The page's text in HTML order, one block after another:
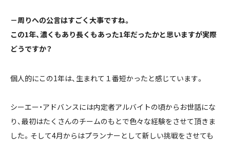
－周りへの公言はすごく大事ですね。
この1年、濃くもあり長くもあった1年だったかと思いますが実際
どうですか？
個人的にこの1年は、生まれて１番短かったと感じています。
シーエー・アドバンスには内定者アルバイトの頃からお世話にな
り、最初はたくさんのチームのもとで色々な経験をさせて頂きま
した。そして4月からはプランナーとして新しい挑戦をさせても